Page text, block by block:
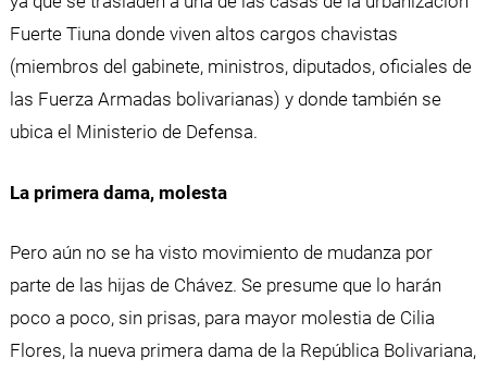
Fuerte Tiuna donde viven altos cargos chavistas
(miembros del gabinete, ministros, diputados, oficiales de
las Fuerza Armadas bolivarianas) y donde también se
ubica el Ministerio de Defensa.
La primera dama, molesta
Pero aún no se ha visto movimiento de mudanza por
parte de las hijas de Chávez. Se presume que lo harán
poco a poco, sin prisas, para mayor molestia de Cilia
Flores, la nueva primera dama de la República Bolivariana,